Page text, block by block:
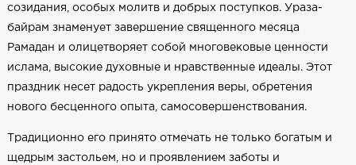
созидания, особых молитв и добрых поступков. Ураза-
байрам знаменует завершение священного месяца
Рамадан и олицетворяет собой многовековые ценности
ислама, высокие духовные и нравственные идеалы. Этот
праздник несет радость укрепления веры, обретения
нового бесценного опыта, самосовершенствования.
Традиционно его принято отмечать не только богатым и
щедрым застольем, но и проявлением заботы и